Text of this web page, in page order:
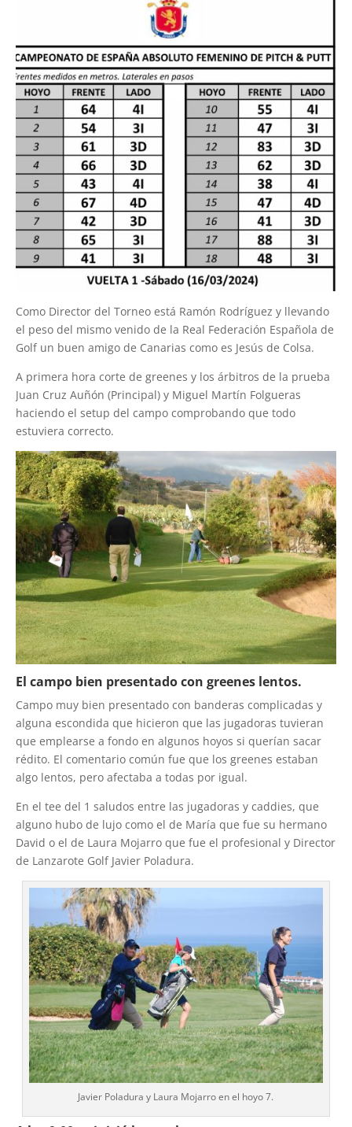
Como Director del Torneo está Ramón Rodríguez y llevando
el peso del mismo venido de la Real Federación Española de
Golf un buen amigo de Canarias como es Jesús de Colsa.
A primera hora corte de greenes y los árbitros de la prueba
Juan Cruz Auñón (Principal) y Miguel Martín Folgueras
haciendo el setup del campo comprobando que todo
estuviera correcto.
El campo bien presentado con greenes lentos.
Campo muy bien presentado con banderas complicadas y
alguna escondida que hicieron que las jugadoras tuvieran
que emplearse a fondo en algunos hoyos si querían sacar
rédito. El comentario común fue que los greenes estaban
algo lentos, pero afectaba a todas por igual.
En el tee del 1 saludos entre las jugadoras y caddies, que
alguno hubo de lujo como el de María que fue su hermano
David o el de Laura Mojarro que fue el profesional y Director
de Lanzarote Golf Javier Poladura.
Javier Poladura y Laura Mojarro en el hoyo 7.